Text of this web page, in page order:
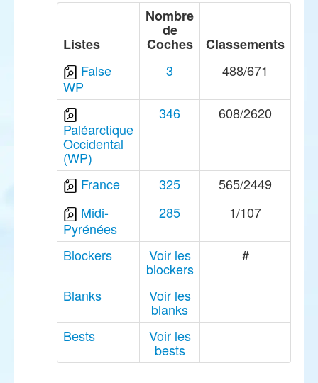
Listes
Nombre
de
Coches
Classements
False
WP
3 488/671
Paléarctique
Occidental
(WP)
346 608/2620
France 325
565/2449
Midi-
Pyrénées
285 1/107
Blockers Voir les
blockers
#
Blanks Voir les
blanks
Bests
Voir les
bests